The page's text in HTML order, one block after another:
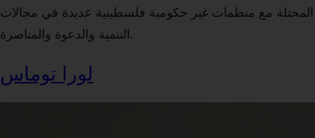
المحتلة مع منظمات غير حكومية فلسطينية عديدة في مجالات
التنمية والدعوة والمناصرة.
لورا توماس